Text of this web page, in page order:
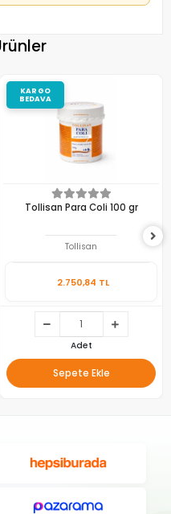
KARGO
BEDAVA
Tollisan Para Coli 100 gr
Tollisan
2.750,84 TL
Adet
Sepete Ekle